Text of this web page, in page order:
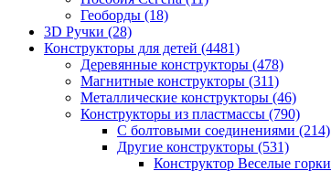
Геоборды (18)
3D Ручки (28)
Конструкторы для детей (4481)
Деревянные конструкторы (478)
Магнитные конструкторы (311)
Металлические конструкторы (46)
Конструкторы из пластмассы (790)
С болтовыми соединениями (214)
Другие конструкторы (531)
Конструктор Веселые горки